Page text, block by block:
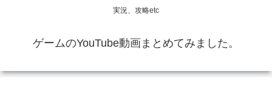
実況、攻略etc
ゲームのYouTube動画まとめてみました。